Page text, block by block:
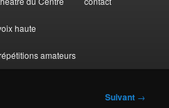
haute
amateurs
Suivant →